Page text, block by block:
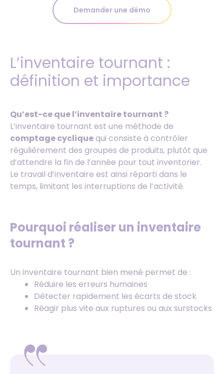
Demander une démo
L’inventaire tournant :
définition et importance
Qu’est-ce que l’inventaire tournant ?
L’inventaire tournant est une méthode de
comptage cycliquequi consiste à contrôler
régulièrement des groupes de produits, plutôt que
d’attendre la fin de l’année pour tout inventorier.
Le travail d’inventaire est ainsi réparti dans le
temps, limitant les interruptions de l’activité.
Pourquoi réaliser un inventaire
tournant ?
Un inventaire tournant bien mené permet de :
Réduire les erreurs humaines
Détecter rapidement les écarts de stock
Réagir plus vite aux ruptures ou aux surstocks